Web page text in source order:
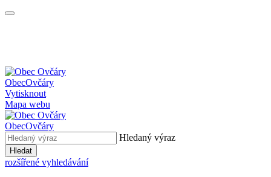
ObecOvčáry
Vytisknout
Mapa webu
ObecOvčáry
Hledaný výraz
Hledat
rozšířené vyhledávání